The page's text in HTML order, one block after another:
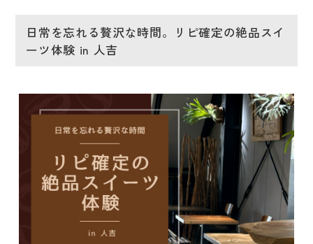
日常を忘れる贅沢な時間。リピ確定の絶品スイ
ーツ体験 in 人吉